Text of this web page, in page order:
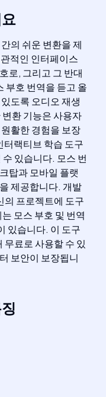
의 쉬운 변환을 제
적인 인터페이스
로, 그리고 그 반대
부호 번역을 듣고 올
도록 오디오 재생
환 기능은 사용자
활한 경험을 보장
터랙티브 학습 도구
있습니다. 모스 번
탑과 모바일 플랫
제공합니다. 개발
의 프로젝트에 도구
모스 부호 및 번역
있습니다. 이 도구
무료로 사용할 수 있
보안이 보장됩니